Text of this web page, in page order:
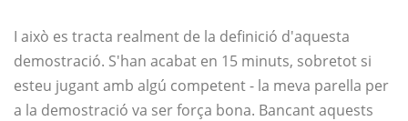
I això es tracta realment de la definició d'aquesta
demostració. S'han acabat en 15 minuts, sobretot si
esteu jugant amb algú competent - la meva parella per
a la demostració va ser força bona. Bancant aquests